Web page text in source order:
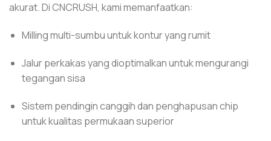
akurat. Di CNCRUSH, kami memanfaatkan:
Milling multi-sumbu untuk kontur yang rumit
Jalur perkakas yang dioptimalkan untuk mengurangi
tegangan sisa
Sistem pendingin canggih dan penghapusan chip
untuk kualitas permukaan superior